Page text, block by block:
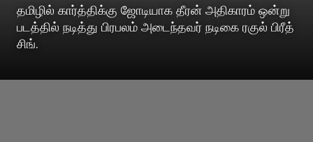
தமிழில் கார்த்திக்கு ஜோடியாக தீரன் அதிகாரம் ஒன்று
படத்தில் நடித்து பிரபலம் அடைந்தவர் நடிகை ரகுல் பிரீத்
சிங்.